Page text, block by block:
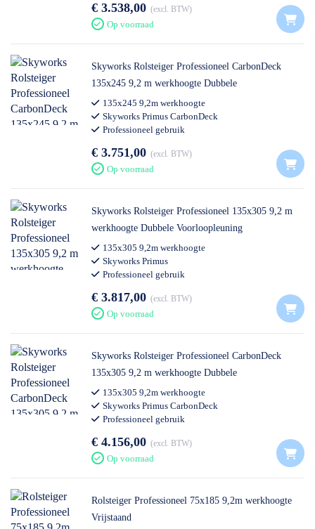
€ 3.538,00 excl. BTW
Op voorraad
Skyworks Rolsteiger Professioneel CarbonDeck
135x245 9,2 m werkhoogte Dubbele
Voorloopleuning
135x245 9,2m werkhoogte
Skyworks Primus CarbonDeck
Professioneel gebruik
€ 3.751,00 excl. BTW
Op voorraad
Skyworks Rolsteiger Professioneel 135x305 9,2 m
werkhoogte Dubbele Voorloopleuning
135x305 9,2m werkhoogte
Skyworks Primus
Professioneel gebruik
€ 3.817,00 excl. BTW
Op voorraad
Skyworks Rolsteiger Professioneel CarbonDeck
135x305 9,2 m werkhoogte Dubbele
Voorloopleuning
135x305 9,2m werkhoogte
Skyworks Primus CarbonDeck
Professioneel gebruik
€ 4.156,00 excl. BTW
Op voorraad
Rolsteiger Professioneel 75x185 9,2m werkhoogte
Vrijstaand